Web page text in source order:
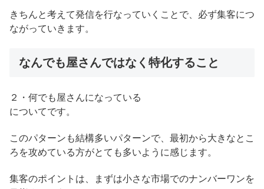
きちんと考えて発信を行なっていくことで、必ず集客につ
ながっていきます。
なんでも屋さんではなく特化すること
２・何でも屋さんになっている
についてです。
このパターンも結構多いパターンで、最初から大きなとこ
ろを攻めている方がとても多いように感じます。
集客のポイントは、まずは小さな市場でのナンバーワンを